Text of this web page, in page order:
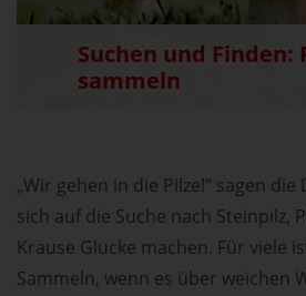
Suchen und Finden:
sammeln
„Wir gehen in die Pilze!“ sagen
sich auf die Suche nach Steinpilz,
Krause Glucke machen. Für viele
Sammeln, wenn es über weichen